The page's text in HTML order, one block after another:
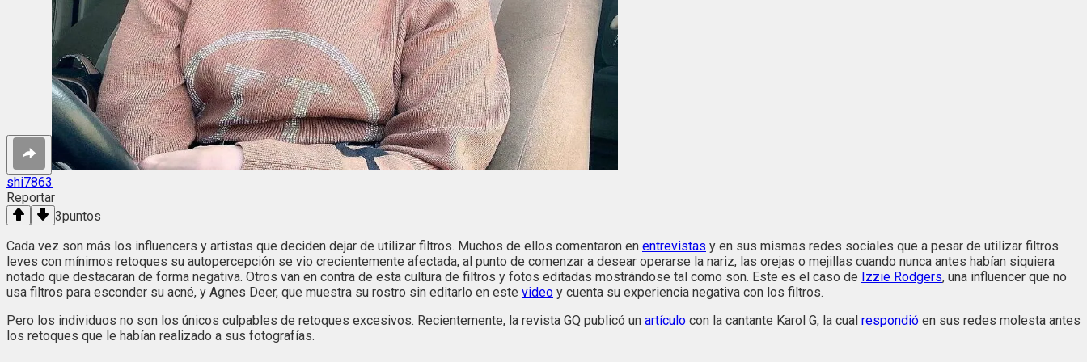
shi7863
Reportar
3puntos
Cada vez son más los influencers y artistas que deciden dejar de utilizar filtros. Muchos de ellos comentaron en entrevistas y en sus mismas redes sociales que a pesar de utilizar filtros
leves con mínimos retoques su autopercepción se vio crecientemente afectada, al punto de comenzar a desear operarse la nariz, las orejas o mejillas cuando nunca antes habían siquiera
notado que destacaran de forma negativa. Otros van en contra de esta cultura de filtros y fotos editadas mostrándose tal como son. Este es el caso de Izzie Rodgers, una influencer que no
usa filtros para esconder su acné, y Agnes Deer, que muestra su rostro sin editarlo en este video y cuenta su experiencia negativa con los filtros.
Pero los individuos no son los únicos culpables de retoques excesivos. Recientemente, la revista GQ publicó un artículo con la cantante Karol G, la cual respondió en sus redes molesta antes
los retoques que le habían realizado a sus fotografías.